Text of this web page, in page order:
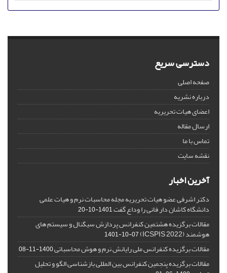
دسترسی سریع
صفحه اصلی
درباره نشریه
اعضای هیات تحریریه
ارسال مقاله
تماس با ما
نقشه سایت
آخرین اخبار
دکتر اشرفی عضو هیات تحریریه مجله محاسبات نرم و هیات علمی
دانشگاه کاشان دار فانی را وداع گفت1401-10-20
مقالات برگزیده هشتمین کنفرانس پردازش سیگنال و سیستم های
هوشمند (ICSPIS 2022) 1401-10-07
مقالات برگزیده کنفرانس ملی رایانش نرم و هوش محاسباتی1400-11-08
مقالات برگزیده پنجمین کنفرانس بین المللی بازشناسی الگو و تحلیل